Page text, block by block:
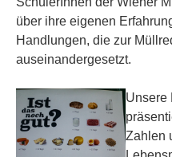
über ihre eigenen
Handlungen, die zur
auseinandergesetzt.
Unsere
Zahlen